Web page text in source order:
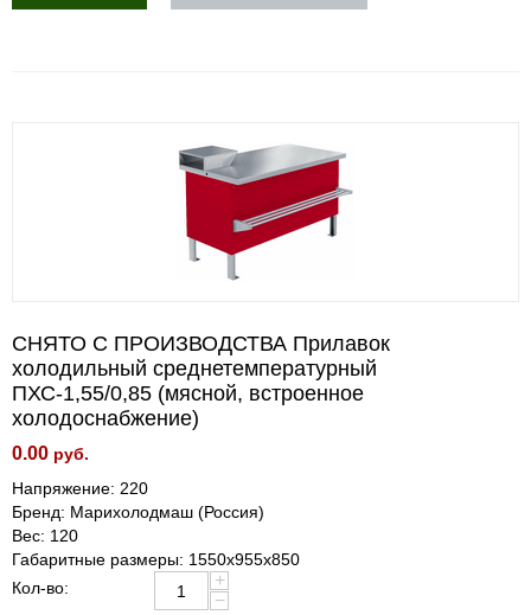
СНЯТО С ПРОИЗВОДСТВА Прилавок
холодильный среднетемпературный
ПХС-1,55/0,85 (мясной, встроенное
холодоснабжение)
0.00 руб.
Напряжение: 220
Бренд: Марихолодмаш (Россия)
Вес: 120
Габаритные размеры: 1550х955х850
Кол-во:
+
−